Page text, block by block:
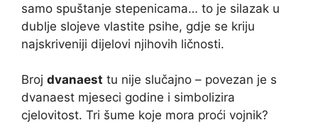
samo spuštanje stepenicama… to je silazak u
dublje slojeve vlastite psihe, gdje se kriju
najskriveniji dijelovi njihovih ličnosti.
Broj dvanaest tu nije slučajno – povezan je s
dvanaest mjeseci godine i simbolizira
cjelovitost. Tri šume koje morа proći vojnik?